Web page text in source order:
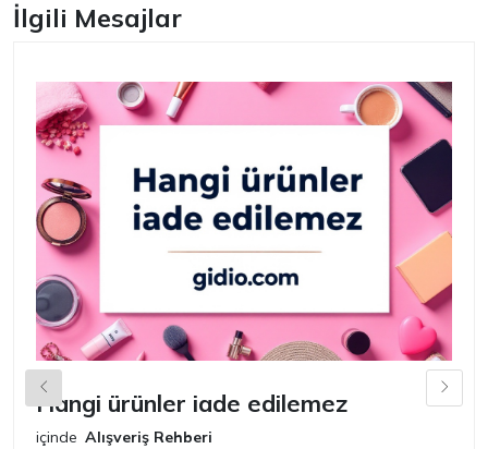
İlgili Mesajlar
Hangi ürünler iade edilemez
içinde Alışveriş Rehberi